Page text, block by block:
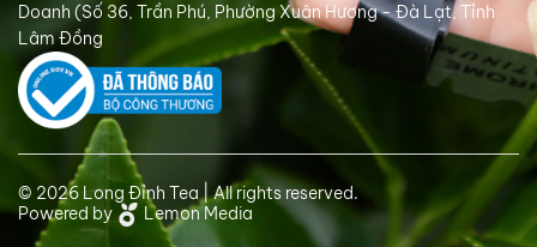
Doanh (Số 36, Trần Phú, Phường Xuân Hương - Đà Lạt, Tỉnh
Lâm Đồng
© 2026 Long Đỉnh Tea | All rights reserved.
Powered by
Lemon Media